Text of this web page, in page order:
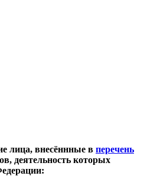
лица, внесённные в перечень
деятельность которых